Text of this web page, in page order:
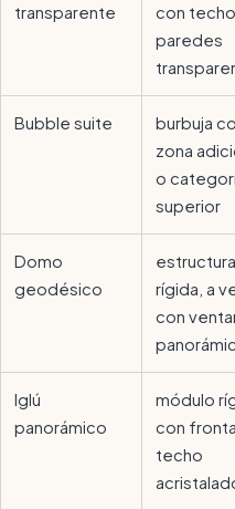
transparente
con
paredes
Bubble suite
burbuja
zona
o
superior
Domo
geodésico
estructura
rígida, a
con
Iglú
panorámico
módulo
con
techo